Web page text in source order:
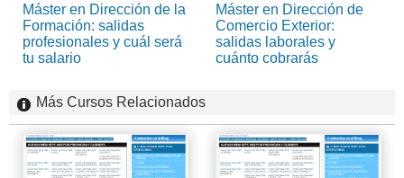
Máster en Dirección de la
Formación: salidas
profesionales y cuál será
tu salario
Máster en Dirección de
Comercio Exterior:
salidas laborales y
cuánto cobrarás
Más Cursos Relacionados